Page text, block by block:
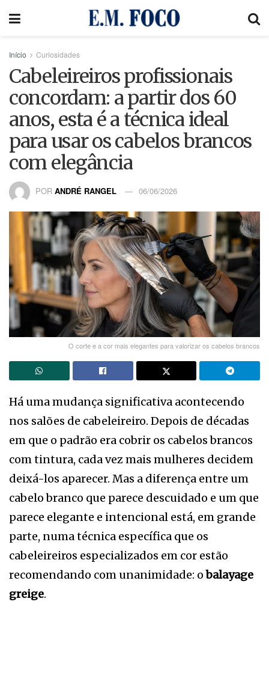
Início Curiosidades
Cabeleireiros profissionais
concordam: a partir dos 60
anos, esta é a técnica ideal
para usar os cabelos brancos
com elegância
POR ANDRÉ RANGEL 06/06/2026
O corte e a cor mais elegantes para valorizar os cabelos brancos
Há uma mudança significativa acontecendo
nos salões de cabeleireiro. Depois de décadas
em que o padrão era cobrir os cabelos brancos
com tintura, cada vez mais mulheres decidem
deixá-los aparecer. Mas a diferença entre um
cabelo branco que parece descuidado e um que
parece elegante e intencional está, em grande
parte, numa técnica específica que os
cabeleireiros especializados em cor estão
recomendando com unanimidade: obalayage
greige.